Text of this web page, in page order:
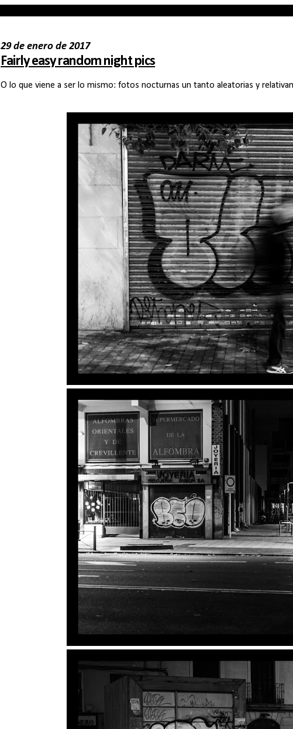
29 de enero de 2017
Fairly easy random night pics
O lo que viene a ser lo mismo: fotos nocturnas un tanto aleatorias y